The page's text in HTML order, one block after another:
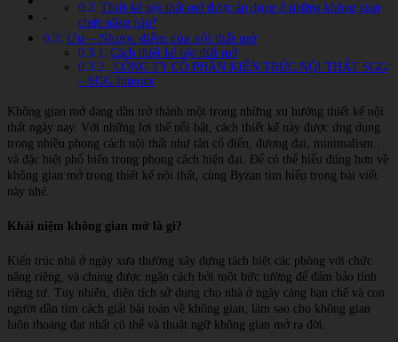
-
Thiết kế nội thất mở được áp dụng ở những không gian
chức năng nào?
Ưu – Nhược điểm của nội thất mở
Cách thiết kế nội thất mở
CÔNG TY CỔ PHẦN KIẾN TRÚC NỘI THẤT SGG
– SGG Interior
Không gian mở đang dần trở thành một trong những xu hướng thiết kế nội
thất ngày nay. Với những lợi thế nổi bật, cách thiết kế này được ứng dụng
trong nhiều phong cách nội thất như tân cổ điển, đương đại, minimalism…
và đặc biệt phổ biến trong phong cách hiện đại. Để có thể hiểu đúng hơn về
không gian mở trong thiết kế nội thất, cùng Byzan tìm hiểu trong bài viết
này nhé.
Khái niệm không gian mở là gì?
Kiến trúc nhà ở ngày xưa thường xây dựng tách biệt các phòng với chức
năng riêng, và chúng được ngăn cách bởi một bức tường để đảm bảo tính
riêng tư. Tuy nhiên, diện tích sử dụng cho nhà ở ngày càng hạn chế và con
người dần tìm cách giải bài toán về không gian, làm sao cho không gian
luôn thoáng đạt nhất có thể và thuật ngữ không gian mở ra đời.